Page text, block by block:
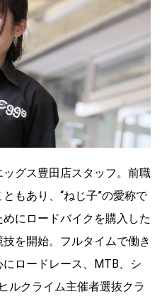
グス豊田店スタッフ。前職
もあり、“ねじ子”の愛称で
にロードバイクを購入した
を開始。フルタイムで働き
ロードレース、MTB、シ
ルクライム主催者選抜クラ